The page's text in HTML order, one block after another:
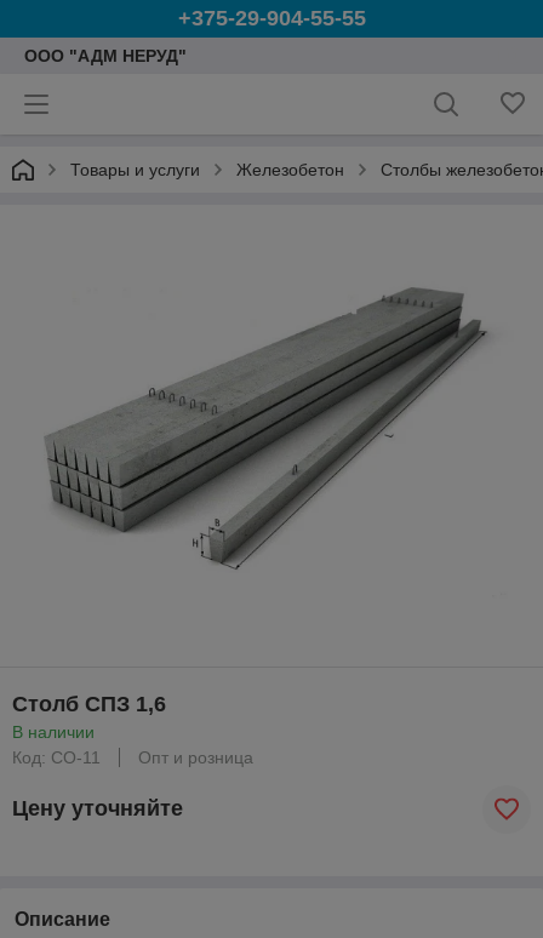
+375-29-904-55-55
ООО "АДМ НЕРУД"
Товары и услуги Железобетон Столбы
Столб СПЗ 1,6
В наличии
Код: СО-11
Опт и розница
Цену уточняйте
Описание